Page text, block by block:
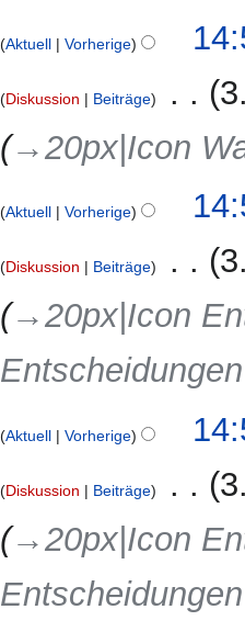
Aktuell Vorherige
Diskussion Beiträge
→‎20px|Icon
Aktuell Vorherige
Diskussion Beiträge
→‎20px|Icon
Aktuell Vorherige
Diskussion Beiträge
→‎20px|Icon